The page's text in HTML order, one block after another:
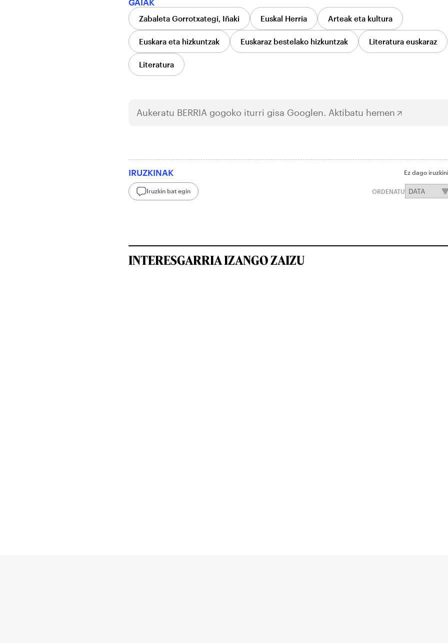
Zabaleta Gorrotxategi, Iñaki Euskal Herria Arteak eta kultura
Euskara eta hizkuntzak Euskaraz bestelako hizkuntzak Literatura euskaraz
Literatura
Aukeratu BERRIA gogoko iturri gisa Googlen. Aktibatu hemen
IRUZKINAK Ez dago
Iruzkin bat egin ORDENATU
INTERESGARRIA IZANGO ZAIZU